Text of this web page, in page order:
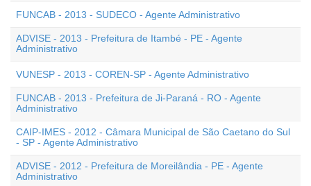
FUNCAB - 2013 - SUDECO - Agente Administrativo
ADVISE - 2013 - Prefeitura de Itambé - PE - Agente
Administrativo
VUNESP - 2013 - COREN-SP - Agente Administrativo
FUNCAB - 2013 - Prefeitura de Ji-Paraná - RO - Agente
Administrativo
CAIP-IMES - 2012 - Câmara Municipal de São Caetano do Sul
- SP - Agente Administrativo
ADVISE - 2012 - Prefeitura de Moreilândia - PE - Agente
Administrativo